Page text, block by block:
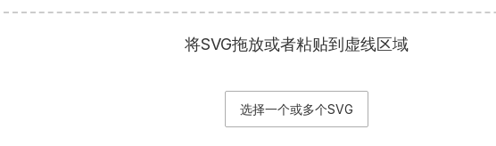
将SVG拖放或者粘贴到虚线区域
选择一个或多个SVG